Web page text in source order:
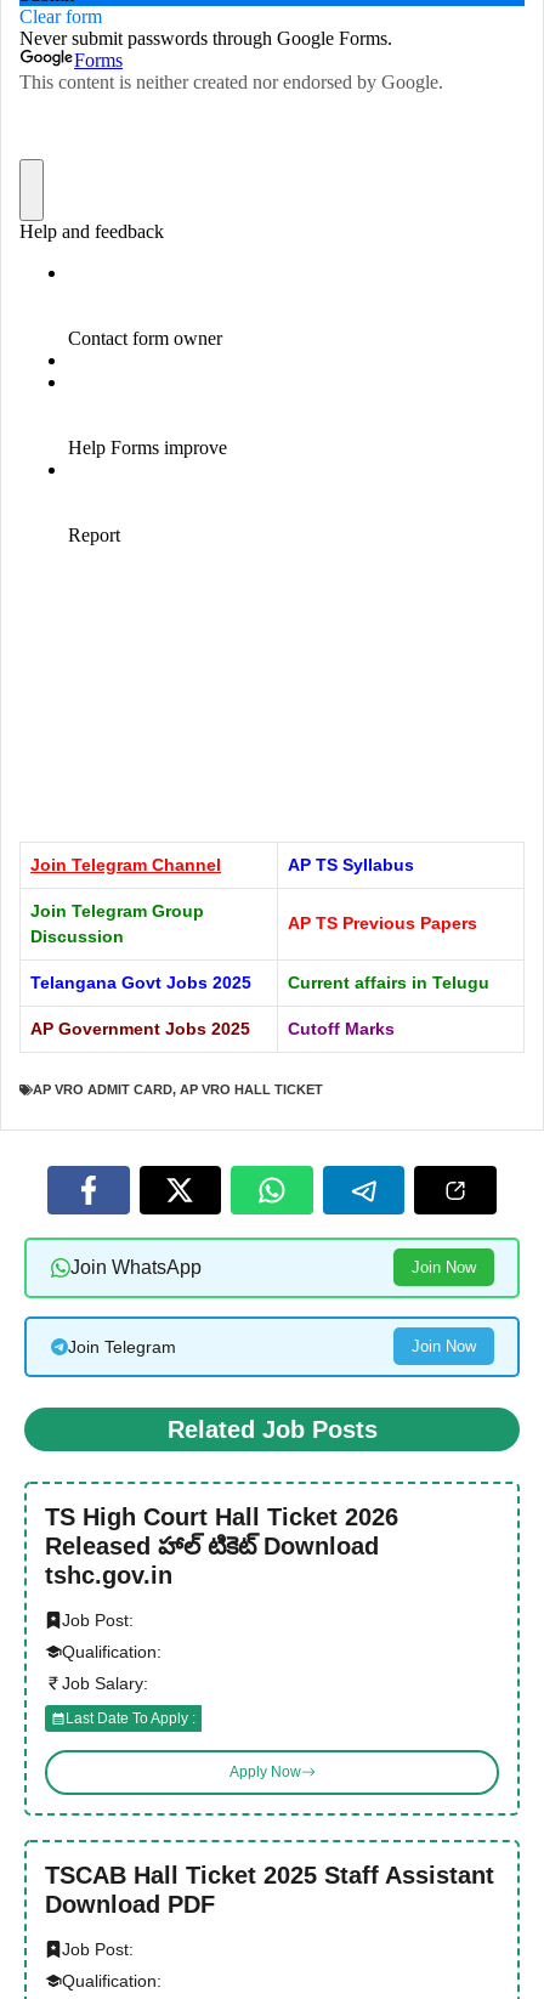
Join Telegram Channel AP TS Syllabus
Join Telegram Group
Discussion
AP TS Previous Papers
Telangana Govt Jobs 2025 Current affairs in Telugu
AP Government Jobs 2025 Cutoff Marks
AP VRO ADMIT CARD, AP VRO HALL TICKET
Join WhatsApp Join Now
Join Telegram Join Now
Related Job Posts
TS High Court Hall Ticket 2026
Released హాల్ టికెట్ Download
tshc.gov.in
Job Post:
Qualification:
Job Salary:
Last Date To Apply :
Apply Now
TSCAB Hall Ticket 2025 Staff Assistant
Download PDF
Job Post:
Qualification: